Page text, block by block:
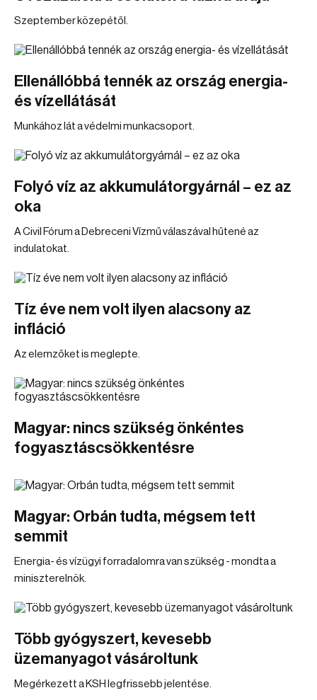
Szeptember közepétől.
Ellenállóbbá tennék az ország energia-
és vízellátását
Munkához lát a védelmi munkacsoport.
Folyó víz az akkumulátorgyárnál – ez az
oka
A Civil Fórum a Debreceni Vízmű válaszával hűtené az
indulatokat.
Tíz éve nem volt ilyen alacsony az
infláció
Az elemzőket is meglepte.
Magyar: nincs szükség önkéntes
fogyasztáscsökkentésre
Magyar: Orbán tudta, mégsem tett
semmit
Energia- és vízügyi forradalomra van szükség - mondta a
miniszterelnök.
Több gyógyszert, kevesebb
üzemanyagot vásároltunk
Megérkezett a KSH legfrissebb jelentése.